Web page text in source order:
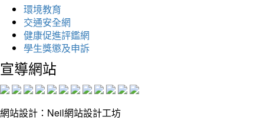
環境教育
交通安全網
健康促進評鑑網
學生獎懲及申訴
宣導網站
網站設計：Neil網站設計工坊